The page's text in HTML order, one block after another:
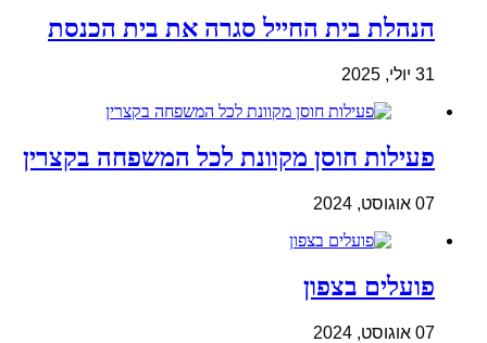
הנהלת בית החייל סגרה את בית הכנסת
31 יולי, 2025
פעילות חוסן מקוונת לכל המשפחה בקצרין
07 אוגוסט, 2024
פועלים בצפון
07 אוגוסט, 2024